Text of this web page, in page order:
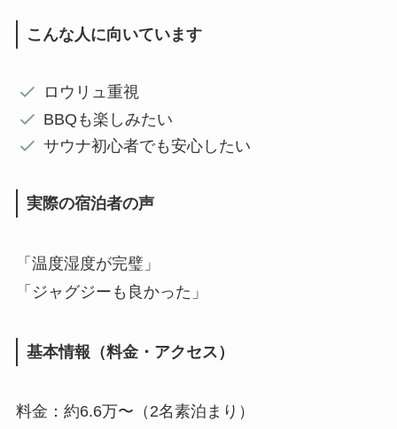
こんな人に向いています
ロウリュ重視
BBQも楽しみたい
サウナ初心者でも安心したい
実際の宿泊者の声
「温度湿度が完璧」
「ジャグジーも良かった」
基本情報（料金・アクセス）
料金：約6.6万〜（2名素泊まり）